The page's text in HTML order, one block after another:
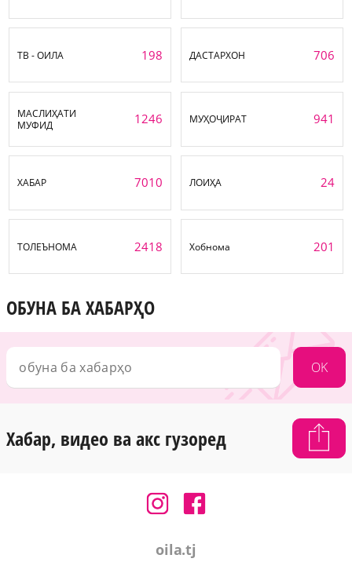
ТВ - ОИЛА 198 ДАСТАРХОН 706
МАСЛИҲАТИ
МУФИД
1246 МУҲОҶИРАТ 941
ХАБАР 7010 ЛОИҲА 24
ТОЛЕЪНОМА 2418 Хобнома 201
ОБУНА БА ХАБАРҲО
OK
Хабар, видео ва акс гузоред
oila.tj